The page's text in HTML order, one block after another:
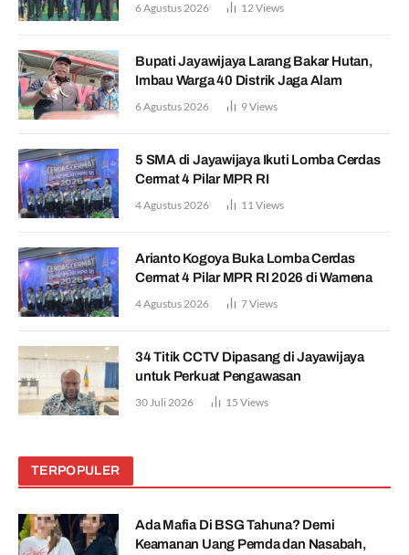
6 Agustus 2026 12Views
Bupati Jayawijaya Larang Bakar Hutan,
Imbau Warga 40 Distrik Jaga Alam
6 Agustus 2026 9Views
5 SMA di Jayawijaya Ikuti Lomba Cerdas
Cermat 4 Pilar MPR RI
4 Agustus 2026 11Views
Arianto Kogoya Buka Lomba Cerdas
Cermat 4 Pilar MPR RI 2026 di Wamena
4 Agustus 2026 7Views
34 Titik CCTV Dipasang di Jayawijaya
untuk Perkuat Pengawasan
30 Juli 2026 15 Views
TERPOPULER
Ada Mafia Di BSG Tahuna? Demi
Keamanan Uang Pemda dan Nasabah,